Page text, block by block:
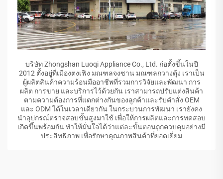
บริษัท Zhongshan Luoqi Appliance Co., Ltd. ก่อตั้งขึ้นในปี
2012 ตั้งอยู่ที่เมืองตงเฟิง มณฑลจงซาน มณฑลกวางตุ้ง เราเป็น
ผู้ผลิตสินค้าความร้อนมืออาชีพที่รวมการวิจัยและพัฒนา การ
ผลิต การขาย และบริการไว้ด้วยกัน เราสามารถปรับแต่งสินค้า
ตามความต้องการที่แตกต่างกันของลูกค้าและรับคำสั่ง OEM
และ ODM ได้ในเวลาเดียวกัน ในกระบวนการพัฒนา เรายังคง
นำอุปกรณ์ตรวจสอบขั้นสูงมาใช้ เพื่อให้การผลิตและการทดสอบ
เกิดขึ้นพร้อมกัน ทำให้มั่นใจได้ว่าแต่ละขั้นตอนถูกควบคุมอย่างมี
ประสิทธิภาพ เพื่อรักษาคุณภาพสินค้าที่ยอดเยี่ยม